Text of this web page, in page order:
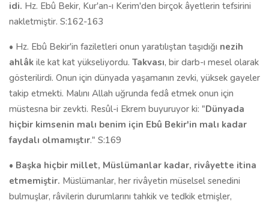
idi. Hz. Ebû Bekir, Kur'an-ı Kerim'den birçok âyetlerin tefsirini
nakletmiştir. S:162-163
• Hz. Ebû Bekir'in faziletleri onun yaratılıştan taşıdığı nezih
ahlâk ile kat kat yükseliyordu. Takvası, bir darb-ı mesel olarak
gösterilirdi. Onun için dünyada yaşamanın zevki, yüksek gayeler
takip etmekti. Malını Allah uğrunda fedâ etmek onun için
müstesna bir zevkti. Resûl-i Ekrem buyuruyor ki: "Dünyada
hiçbir kimsenin malı benim için Ebû Bekir'in malı kadar
faydalı olmamıştır." S:169
• Başka hiçbir millet, Müslümanlar kadar, rivâyette itina
etmemiştir. Müslümanlar, her rivâyetin müselsel senedini
bulmuşlar, râvilerin durumlarını tahkik ve tedkik etmişler,